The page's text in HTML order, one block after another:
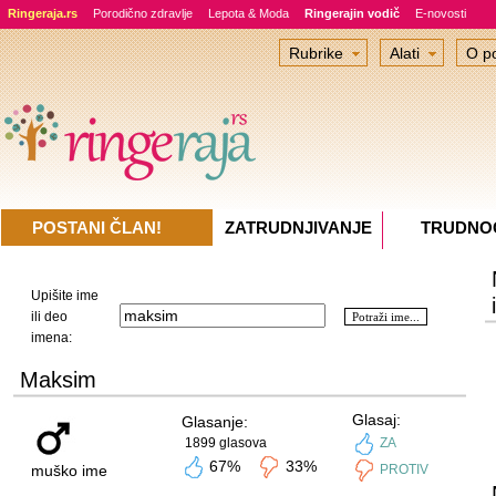
Ringeraja.rs Porodično zdravlje Lepota & Moda Ringerajin vodič E-novosti
Upišite ime
ili deo
imena:
Maksim
muško ime
Glasanje:
1899 glasova
67% 33%
Glasaj:
ZA
PROTIV
Rubrike Alati O
POSTANI ČLAN! ZATRUDNJIVANJE